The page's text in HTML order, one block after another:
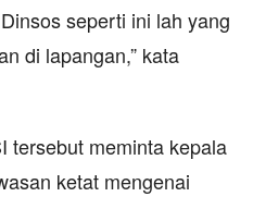
seperti ini lah yang
di lapangan,” kata
tersebut meminta kepala
ketat mengenai